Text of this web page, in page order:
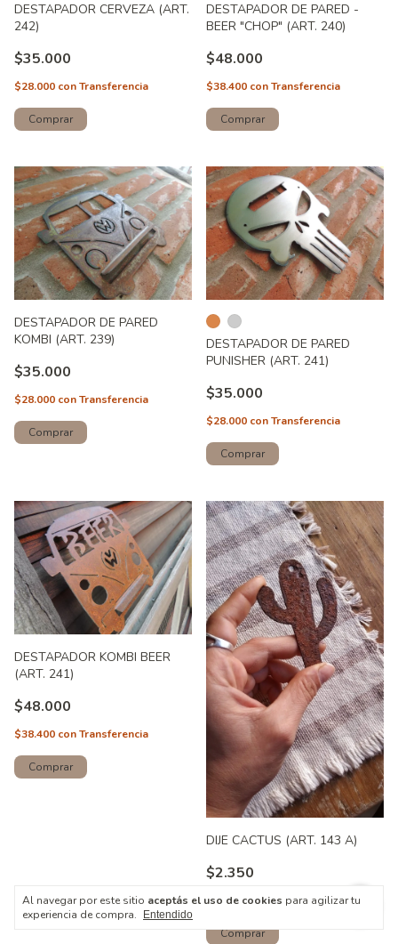
Al navegar por este sitio aceptás el uso de cookies para agilizar tu
experiencia de compra.
Entendido
DESTAPADOR CERVEZA (ART.
242)
$35.000
$28.000 conTransferencia
Comprar
DESTAPADOR DE PARED -
BEER "CHOP" (ART. 240)
$48.000
$38.400 conTransferencia
DESTAPADOR DE PARED
KOMBI (ART. 239)
$35.000
$28.000 conTransferencia
DESTAPADOR DE PARED
PUNISHER (ART. 241)
$35.000
$28.000 conTransferencia
Comprar
DESTAPADOR KOMBI BEER
(ART. 241)
$48.000
$38.400 conTransferencia
DIJE CACTUS (ART. 143 A)
$2.350
$1.880con Transferencia